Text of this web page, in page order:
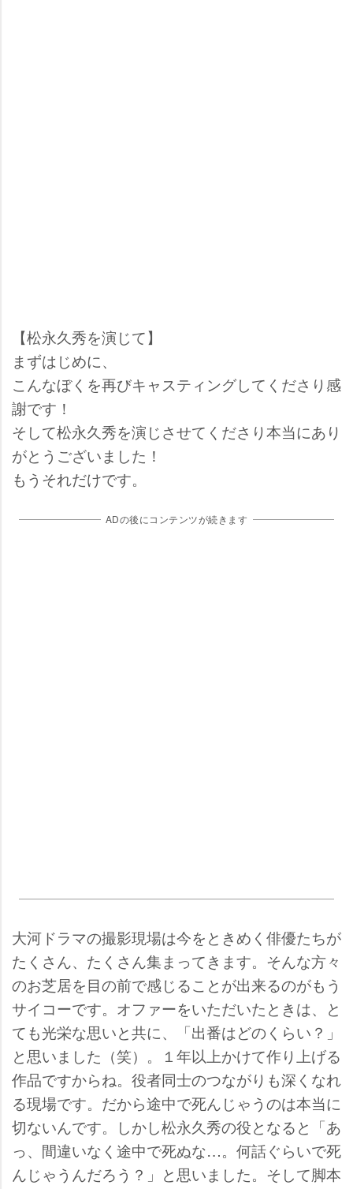
【松永久秀を演じて】
まずはじめに、
こんなぼくを再びキャスティングしてくださり感
謝です！
そして松永久秀を演じさせてくださり本当にあり
がとうございました！
もうそれだけです。
ADの後にコンテンツが続きます
大河ドラマの撮影現場は今をときめく俳優たちが
たくさん、たくさん集まってきます。そんな方々
のお芝居を目の前で感じることが出来るのがもう
サイコーです。オファーをいただいたときは、と
ても光栄な思いと共に、「出番はどのくらい？」
と思いました（笑）。１年以上かけて作り上げる
作品ですからね。役者同士のつながりも深くなれ
る現場です。だから途中で死んじゃうのは本当に
切ないんです。しかし松永久秀の役となると「あ
っ、間違いなく途中で死ぬな…。何話ぐらいで死
んじゃうんだろう？」と思いました。そして脚本